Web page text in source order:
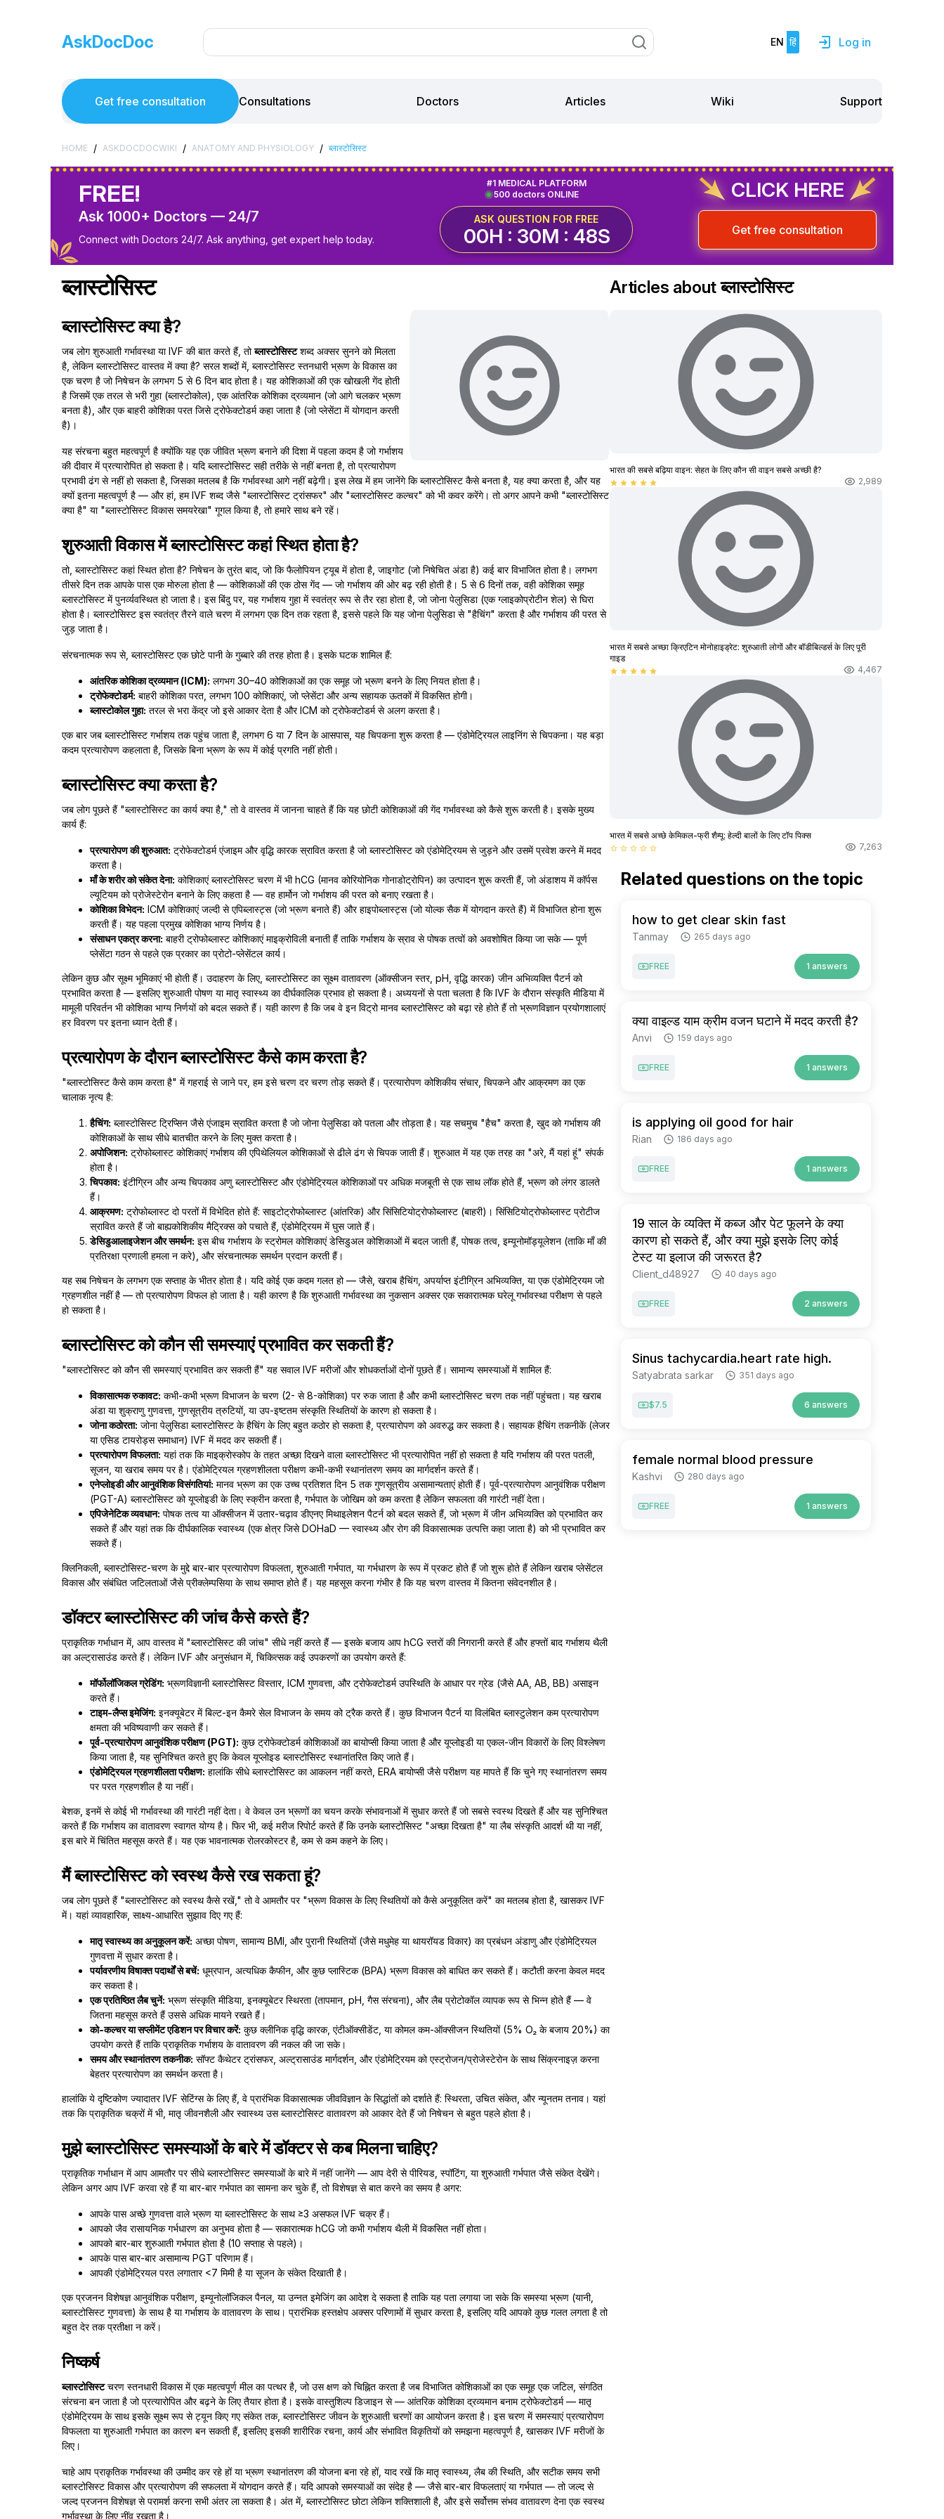
AskDocDoc EN हिं Log in
Get free consultation Consultations Doctors Articles Wiki Support
HOME / ASKDOCDOCWIKI / ANATOMY AND PHYSIOLOGY / ब्लास्टोसिस्ट
FREE!
Ask 1000+ Doctors — 24/7
Connect with Doctors 24/7. Ask anything, get expert help today.
500 doctors ONLINE
#1 MEDICAL PLATFORM
ASK QUESTION FOR FREE
00H : 30M : 47S
CLICK HERE
Get free consultation
ब्लास्टोसिस्ट
ब्लास्टोसिस्ट क्या है?
जब लोग शुरुआती गर्भावस्था या IVF की बात करते हैं, तोब्लास्टोसिस्टशब्द अक्सर सुनने को मिलता
है, लेकिन ब्लास्टोसिस्ट वास्तव में क्या है? सरल शब्दों में, ब्लास्टोसिस्ट स्तनधारी भ्रूण के विकास का
एक चरण है जो निषेचन के लगभग 5 से 6 दिन बाद होता है। यह कोशिकाओं की एक खोखली गेंद होती
है जिसमें एक तरल से भरी गुहा (ब्लास्टोकोल), एक आंतरिक कोशिका द्रव्यमान (जो आगे चलकर भ्रूण
बनता है), और एक बाहरी कोशिका परत जिसे ट्रोफेक्टोडर्म कहा जाता है (जो प्लेसेंटा में योगदान करती
है)।
यह संरचना बहुत महत्वपूर्ण है क्योंकि यह एक जीवित भ्रूण बनाने की दिशा में पहला कदम है जो गर्भाशय
की दीवार में प्रत्यारोपित हो सकता है। यदि ब्लास्टोसिस्ट सही तरीके से नहीं बनता है, तो प्रत्यारोपण
प्रभावी ढंग से नहीं हो सकता है, जिसका मतलब है कि गर्भावस्था आगे नहीं बढ़ेगी। इस लेख में हम जानेंगे कि ब्लास्टोसिस्ट कैसे बनता है, यह क्या करता है, और यह
क्यों इतना महत्वपूर्ण है — और हां, हम IVF शब्द जैसे "ब्लास्टोसिस्ट ट्रांसफर" और "ब्लास्टोसिस्ट कल्चर" को भी कवर करेंगे। तो अगर आपने कभी "ब्लास्टोसिस्ट
क्या है" या "ब्लास्टोसिस्ट विकास समयरेखा" गूगल किया है, तो हमारे साथ बने रहें।
शुरुआती विकास में ब्लास्टोसिस्ट कहां स्थित होता है?
तो, ब्लास्टोसिस्ट कहां स्थित होता है? निषेचन के तुरंत बाद, जो कि फैलोपियन ट्यूब में होता है, जाइगोट (जो निषेचित अंडा है) कई बार विभाजित होता है। लगभग
तीसरे दिन तक आपके पास एक मोरुला होता है — कोशिकाओं की एक ठोस गेंद — जो गर्भाशय की ओर बढ़ रही होती है। 5 से 6 दिनों तक, वही कोशिका समूह
ब्लास्टोसिस्ट में पुनर्व्यवस्थित हो जाता है। इस बिंदु पर, यह गर्भाशय गुहा में स्वतंत्र रूप से तैर रहा होता है, जो जोना पेलुसिडा (एक ग्लाइकोप्रोटीन शेल) से घिरा
होता है। ब्लास्टोसिस्ट इस स्वतंत्र तैरने वाले चरण में लगभग एक दिन तक रहता है, इससे पहले कि यह जोना पेलुसिडा से "हैचिंग" करता है और गर्भाशय की परत से
जुड़ जाता है।
संरचनात्मक रूप से, ब्लास्टोसिस्ट एक छोटे पानी के गुब्बारे की तरह होता है। इसके घटक शामिल हैं:
आंतरिक कोशिका द्रव्यमान (ICM): लगभग 30–40 कोशिकाओं का एक समूह जो भ्रूण बनने के लिए नियत होता है।
ट्रोफेक्टोडर्म: बाहरी कोशिका परत, लगभग 100 कोशिकाएं, जो प्लेसेंटा और अन्य सहायक ऊतकों में विकसित होगी।
ब्लास्टोकोल गुहा: तरल से भरा केंद्र जो इसे आकार देता है और ICM को ट्रोफेक्टोडर्म से अलग करता है।
एक बार जब ब्लास्टोसिस्ट गर्भाशय तक पहुंच जाता है, लगभग 6 या 7 दिन के आसपास, यह चिपकना शुरू करता है — एंडोमेट्रियल लाइनिंग से चिपकना। यह बड़ा
कदम प्रत्यारोपण कहलाता है, जिसके बिना भ्रूण के रूप में कोई प्रगति नहीं होती।
ब्लास्टोसिस्ट क्या करता है?
जब लोग पूछते हैं "ब्लास्टोसिस्ट का कार्य क्या है," तो वे वास्तव में जानना चाहते हैं कि यह छोटी कोशिकाओं की गेंद गर्भावस्था को कैसे शुरू करती है। इसके मुख्य
कार्य हैं:
प्रत्यारोपण की शुरुआत: ट्रोफेक्टोडर्म एंजाइम और वृद्धि कारक स्रावित करता है जो ब्लास्टोसिस्ट को एंडोमेट्रियम से जुड़ने और उसमें प्रवेश करने में मदद
करता है।
माँ के शरीर को संकेत देना: कोशिकाएं ब्लास्टोसिस्ट चरण में भी hCG (मानव कोरियोनिक गोनाडोट्रोपिन) का उत्पादन शुरू करती हैं, जो अंडाशय में कॉर्पस
ल्यूटियम को प्रोजेस्टेरोन बनाने के लिए कहता है — वह हार्मोन जो गर्भाशय की परत को बनाए रखता है।
कोशिका विभेदन: ICM कोशिकाएं जल्दी से एपिब्लास्ट्स (जो भ्रूण बनाते हैं) और हाइपोब्लास्ट्स (जो योल्क सैक में योगदान करते हैं) में विभाजित होना शुरू
करती हैं। यह पहला प्रमुख कोशिका भाग्य निर्णय है।
संसाधन एकत्र करना: बाहरी ट्रोफोब्लास्ट कोशिकाएं माइक्रोविली बनाती हैं ताकि गर्भाशय के स्राव से पोषक तत्वों को अवशोषित किया जा सके — पूर्ण
प्लेसेंटा गठन से पहले एक प्रकार का प्रोटो-प्लेसेंटल कार्य।
लेकिन कुछ और सूक्ष्म भूमिकाएं भी होती हैं। उदाहरण के लिए, ब्लास्टोसिस्ट का सूक्ष्म वातावरण (ऑक्सीजन स्तर, pH, वृद्धि कारक) जीन अभिव्यक्ति पैटर्न को
प्रभावित करता है — इसलिए शुरुआती पोषण या मातृ स्वास्थ्य का दीर्घकालिक प्रभाव हो सकता है। अध्ययनों से पता चलता है कि IVF के दौरान संस्कृति मीडिया में
मामूली परिवर्तन भी कोशिका भाग्य निर्णयों को बदल सकते हैं। यही कारण है कि जब वे इन विट्रो मानव ब्लास्टोसिस्ट को बढ़ा रहे होते हैं तो भ्रूणविज्ञान प्रयोगशालाएं
हर विवरण पर इतना ध्यान देती हैं।
प्रत्यारोपण के दौरान ब्लास्टोसिस्ट कैसे काम करता है?
"ब्लास्टोसिस्ट कैसे काम करता है" में गहराई से जाने पर, हम इसे चरण दर चरण तोड़ सकते हैं। प्रत्यारोपण कोशिकीय संचार, चिपकने और आक्रमण का एक
चालाक नृत्य है:
हैचिंग: ब्लास्टोसिस्ट ट्रिप्सिन जैसे एंजाइम स्रावित करता है जो जोना पेलुसिडा को पतला और तोड़ता है। यह सचमुच "हैच" करता है, खुद को गर्भाशय की
कोशिकाओं के साथ सीधे बातचीत करने के लिए मुक्त करता है।
अपोजिशन: ट्रोफोब्लास्ट कोशिकाएं गर्भाशय की एपिथेलियल कोशिकाओं से ढीले ढंग से चिपक जाती हैं। शुरुआत में यह एक तरह का "अरे, मैं यहां हूं" संपर्क
होता है।
चिपकाव: इंटीग्रिन और अन्य चिपकाव अणु ब्लास्टोसिस्ट और एंडोमेट्रियल कोशिकाओं पर अधिक मजबूती से एक साथ लॉक होते हैं, भ्रूण को लंगर डालते
हैं।
आक्रमण: ट्रोफोब्लास्ट दो परतों में विभेदित होते हैं: साइटोट्रोफोब्लास्ट (आंतरिक) और सिंसिटियोट्रोफोब्लास्ट (बाहरी)। सिंसिटियोट्रोफोब्लास्ट प्रोटीज
स्रावित करते हैं जो बाह्यकोशिकीय मैट्रिक्स को पचाते हैं, एंडोमेट्रियम में घुस जाते हैं।
डेसिडुआलाइजेशन और समर्थन: इस बीच गर्भाशय के स्ट्रोमल कोशिकाएं डेसिडुअल कोशिकाओं में बदल जाती हैं, पोषक तत्व, इम्यूनोमॉड्यूलेशन (ताकि माँ की
प्रतिरक्षा प्रणाली हमला न करे), और संरचनात्मक समर्थन प्रदान करती हैं।
यह सब निषेचन के लगभग एक सप्ताह के भीतर होता है। यदि कोई एक कदम गलत हो — जैसे, खराब हैचिंग, अपर्याप्त इंटीग्रिन अभिव्यक्ति, या एक एंडोमेट्रियम जो
ग्रहणशील नहीं है — तो प्रत्यारोपण विफल हो जाता है। यही कारण है कि शुरुआती गर्भावस्था का नुकसान अक्सर एक सकारात्मक घरेलू गर्भावस्था परीक्षण से पहले
हो सकता है।
ब्लास्टोसिस्ट को कौन सी समस्याएं प्रभावित कर सकती हैं?
"ब्लास्टोसिस्ट को कौन सी समस्याएं प्रभावित कर सकती हैं" यह सवाल IVF मरीजों और शोधकर्ताओं दोनों पूछते हैं। सामान्य समस्याओं में शामिल हैं:
विकासात्मक रुकावट: कभी-कभी भ्रूण विभाजन के चरण (2- से 8-कोशिका) पर रुक जाता है और कभी ब्लास्टोसिस्ट चरण तक नहीं पहुंचता। यह खराब
अंडा या शुक्राणु गुणवत्ता, गुणसूत्रीय त्रुटियों, या उप-इष्टतम संस्कृति स्थितियों के कारण हो सकता है।
जोना कठोरता: जोना पेलुसिडा ब्लास्टोसिस्ट के हैचिंग के लिए बहुत कठोर हो सकता है, प्रत्यारोपण को अवरुद्ध कर सकता है। सहायक हैचिंग तकनीकें (लेजर
या एसिड टायरोड्स समाधान) IVF में मदद कर सकती हैं।
प्रत्यारोपण विफलता: यहां तक कि माइक्रोस्कोप के तहत अच्छा दिखने वाला ब्लास्टोसिस्ट भी प्रत्यारोपित नहीं हो सकता है यदि गर्भाशय की परत पतली,
सूजन, या खराब समय पर है। एंडोमेट्रियल ग्रहणशीलता परीक्षण कभी-कभी स्थानांतरण समय का मार्गदर्शन करते हैं।
एनेप्लोइडी और आनुवंशिक विसंगतियां: मानव भ्रूण का एक उच्च प्रतिशत दिन 5 तक गुणसूत्रीय असामान्यताएं होती हैं। पूर्व-प्रत्यारोपण आनुवंशिक परीक्षण
(PGT-A) ब्लास्टोसिस्ट को यूप्लोइडी के लिए स्क्रीन करता है, गर्भपात के जोखिम को कम करता है लेकिन सफलता की गारंटी नहीं देता।
एपिजेनेटिक व्यवधान: पोषक तत्व या ऑक्सीजन में उतार-चढ़ाव डीएनए मिथाइलेशन पैटर्न को बदल सकते हैं, जो भ्रूण में जीन अभिव्यक्ति को प्रभावित कर
सकते हैं और यहां तक कि दीर्घकालिक स्वास्थ्य (एक क्षेत्र जिसे DOHaD — स्वास्थ्य और रोग की विकासात्मक उत्पत्ति कहा जाता है) को भी प्रभावित कर
सकते हैं।
क्लिनिकली, ब्लास्टोसिस्ट-चरण के मुद्दे बार-बार प्रत्यारोपण विफलता, शुरुआती गर्भपात, या गर्भधारण के रूप में प्रकट होते हैं जो शुरू होते हैं लेकिन खराब प्लेसेंटल
विकास और संबंधित जटिलताओं जैसे प्रीक्लेम्पसिया के साथ समाप्त होते हैं। यह महसूस करना गंभीर है कि यह चरण वास्तव में कितना संवेदनशील है।
डॉक्टर ब्लास्टोसिस्ट की जांच कैसे करते हैं?
प्राकृतिक गर्भाधान में, आप वास्तव में "ब्लास्टोसिस्ट की जांच" सीधे नहीं करते हैं — इसके बजाय आप hCG स्तरों की निगरानी करते हैं और हफ्तों बाद गर्भाशय थैली
का अल्ट्रासाउंड करते हैं। लेकिन IVF और अनुसंधान में, चिकित्सक कई उपकरणों का उपयोग करते हैं:
मॉर्फोलॉजिकल ग्रेडिंग: भ्रूणविज्ञानी ब्लास्टोसिस्ट विस्तार, ICM गुणवत्ता, और ट्रोफेक्टोडर्म उपस्थिति के आधार पर ग्रेड (जैसे AA, AB, BB) असाइन
करते हैं।
टाइम-लैप्स इमेजिंग: इनक्यूबेटर में बिल्ट-इन कैमरे सेल विभाजन के समय को ट्रैक करते हैं। कुछ विभाजन पैटर्न या विलंबित ब्लास्टुलेशन कम प्रत्यारोपण
क्षमता की भविष्यवाणी कर सकते हैं।
पूर्व-प्रत्यारोपण आनुवंशिक परीक्षण (PGT): कुछ ट्रोफेक्टोडर्म कोशिकाओं का बायोप्सी किया जाता है और यूप्लोइडी या एकल-जीन विकारों के लिए विश्लेषण
किया जाता है, यह सुनिश्चित करते हुए कि केवल यूप्लोइड ब्लास्टोसिस्ट स्थानांतरित किए जाते हैं।
एंडोमेट्रियल ग्रहणशीलता परीक्षण: हालांकि सीधे ब्लास्टोसिस्ट का आकलन नहीं करते, ERA बायोप्सी जैसे परीक्षण यह मापते हैं कि चुने गए स्थानांतरण समय
पर परत ग्रहणशील है या नहीं।
बेशक, इनमें से कोई भी गर्भावस्था की गारंटी नहीं देता। वे केवल उन भ्रूणों का चयन करके संभावनाओं में सुधार करते हैं जो सबसे स्वस्थ दिखते हैं और यह सुनिश्चित
करते हैं कि गर्भाशय का वातावरण स्वागत योग्य है। फिर भी, कई मरीज रिपोर्ट करते हैं कि उनके ब्लास्टोसिस्ट "अच्छा दिखता है" या लैब संस्कृति आदर्श थी या नहीं,
इस बारे में चिंतित महसूस करते हैं। यह एक भावनात्मक रोलरकोस्टर है, कम से कम कहने के लिए।
मैं ब्लास्टोसिस्ट को स्वस्थ कैसे रख सकता हूं?
जब लोग पूछते हैं "ब्लास्टोसिस्ट को स्वस्थ कैसे रखें," तो वे आमतौर पर "भ्रूण विकास के लिए स्थितियों को कैसे अनुकूलित करें" का मतलब होता है, खासकर IVF
में। यहां व्यावहारिक, साक्ष्य-आधारित सुझाव दिए गए हैं:
मातृ स्वास्थ्य का अनुकूलन करें: अच्छा पोषण, सामान्य BMI, और पुरानी स्थितियों (जैसे मधुमेह या थायरॉयड विकार) का प्रबंधन अंडाणु और एंडोमेट्रियल
गुणवत्ता में सुधार करता है।
पर्यावरणीय विषाक्त पदार्थों से बचें: धूम्रपान, अत्यधिक कैफीन, और कुछ प्लास्टिक (BPA) भ्रूण विकास को बाधित कर सकते हैं। कटौती करना केवल मदद
कर सकता है।
एक प्रतिष्ठित लैब चुनें: भ्रूण संस्कृति मीडिया, इनक्यूबेटर स्थिरता (तापमान, pH, गैस संरचना), और लैब प्रोटोकॉल व्यापक रूप से भिन्न होते हैं — वे
जितना महसूस करते हैं उससे अधिक मायने रखते हैं।
को-कल्चर या सप्लीमेंट एडिशन पर विचार करें: कुछ क्लीनिक वृद्धि कारक, एंटीऑक्सीडेंट, या कोमल कम-ऑक्सीजन स्थितियों (5% O₂ के बजाय 20%) का
उपयोग करते हैं ताकि प्राकृतिक गर्भाशय के वातावरण की नकल की जा सके।
समय और स्थानांतरण तकनीक: सॉफ्ट कैथेटर ट्रांसफर, अल्ट्रासाउंड मार्गदर्शन, और एंडोमेट्रियम को एस्ट्रोजन/प्रोजेस्टेरोन के साथ सिंक्रनाइज़ करना
बेहतर प्रत्यारोपण का समर्थन करता है।
हालांकि ये दृष्टिकोण ज्यादातर IVF सेटिंग्स के लिए हैं, वे प्रारंभिक विकासात्मक जीवविज्ञान के सिद्धांतों को दर्शाते हैं: स्थिरता, उचित संकेत, और न्यूनतम तनाव। यहां
तक कि प्राकृतिक चक्रों में भी, मातृ जीवनशैली और स्वास्थ्य उस ब्लास्टोसिस्ट वातावरण को आकार देते हैं जो निषेचन से बहुत पहले होता है।
मुझे ब्लास्टोसिस्ट समस्याओं के बारे में डॉक्टर से कब मिलना चाहिए?
प्राकृतिक गर्भाधान में आप आमतौर पर सीधे ब्लास्टोसिस्ट समस्याओं के बारे में नहीं जानेंगे — आप देरी से पीरियड, स्पॉटिंग, या शुरुआती गर्भपात जैसे संकेत देखेंगे।
लेकिन अगर आप IVF करवा रहे हैं या बार-बार गर्भपात का सामना कर चुके हैं, तो विशेषज्ञ से बात करने का समय है अगर:
आपके पास अच्छे गुणवत्ता वाले भ्रूण या ब्लास्टोसिस्ट के साथ ≥3 असफल IVF चक्र हैं।
आपको जैव रासायनिक गर्भधारण का अनुभव होता है — सकारात्मक hCG जो कभी गर्भाशय थैली में विकसित नहीं होता।
आपको बार-बार शुरुआती गर्भपात होता है (10 सप्ताह से पहले)।
आपके पास बार-बार असामान्य PGT परिणाम हैं।
आपकी एंडोमेट्रियल परत लगातार <7 मिमी है या सूजन के संकेत दिखाती है।
एक प्रजनन विशेषज्ञ आनुवंशिक परीक्षण, इम्यूनोलॉजिकल पैनल, या उन्नत इमेजिंग का आदेश दे सकता है ताकि यह पता लगाया जा सके कि समस्या भ्रूण (यानी,
ब्लास्टोसिस्ट गुणवत्ता) के साथ है या गर्भाशय के वातावरण के साथ। प्रारंभिक हस्तक्षेप अक्सर परिणामों में सुधार करता है, इसलिए यदि आपको कुछ गलत लगता है तो
बहुत देर तक प्रतीक्षा न करें।
निष्कर्ष
ब्लास्टोसिस्टचरण स्तनधारी विकास में एक महत्वपूर्ण मील का पत्थर है, जो उस क्षण को चिह्नित करता है जब विभाजित कोशिकाओं का एक समूह एक जटिल, संगठित
संरचना बन जाता है जो प्रत्यारोपित और बढ़ने के लिए तैयार होता है। इसके वास्तुशिल्प डिजाइन से — आंतरिक कोशिका द्रव्यमान बनाम ट्रोफेक्टोडर्म — मातृ
एंडोमेट्रियम के साथ इसके सूक्ष्म रूप से ट्यून किए गए संकेत तक, ब्लास्टोसिस्ट जीवन के शुरुआती चरणों का आयोजन करता है। इस चरण में समस्याएं प्रत्यारोपण
विफलता या शुरुआती गर्भपात का कारण बन सकती हैं, इसलिए इसकी शारीरिक रचना, कार्य और संभावित विकृतियों को समझना महत्वपूर्ण है, खासकर IVF मरीजों के
लिए।
चाहे आप प्राकृतिक गर्भावस्था की उम्मीद कर रहे हों या भ्रूण स्थानांतरण की योजना बना रहे हों, याद रखें कि मातृ स्वास्थ्य, लैब की स्थिति, और सटीक समय सभी
ब्लास्टोसिस्ट विकास और प्रत्यारोपण की सफलता में योगदान करते हैं। यदि आपको समस्याओं का संदेह है — जैसे बार-बार विफलताएं या गर्भपात — तो जल्द से
जल्द प्रजनन विशेषज्ञ से परामर्श करना सभी अंतर ला सकता है। अंत में, ब्लास्टोसिस्ट छोटा लेकिन शक्तिशाली है, और इसे सर्वोत्तम संभव वातावरण देना एक स्वस्थ
गर्भावस्था के लिए नींव रखता है।
Articles about ब्लास्टोसिस्ट
भारत की सबसे बढ़िया वाइन: सेहत के लिए कौन सी वाइन सबसे अच्छी है?
star star star star star 2,989
भारत में सबसे अच्छा क्रिएटिन मोनोहाइड्रेट: शुरुआती लोगों और बॉडीबिल्डर्स के लिए पूरी
गाइड
star star star star star 4,467
भारत में सबसे अच्छे केमिकल-फ्री शैम्पू: हेल्दी बालों के लिए टॉप पिक्स
star_border star_border star_border star_border star_border 7,263
Related questions on the topic
how to get clear skin fast
Tanmay 265 days ago
FREE 1 answers
क्या वाइल्ड याम क्रीम वजन घटाने में मदद करती है?
Anvi 159 days ago
FREE 1 answers
is applying oil good for hair
Rian 186 days ago
FREE 1 answers
19 साल के व्यक्ति में कब्ज और पेट फूलने के क्या
कारण हो सकते हैं, और क्या मुझे इसके लिए कोई
टेस्ट या इलाज की जरूरत है?
Client_d48927 40 days ago
FREE 2 answers
Sinus tachycardia.heart rate high.
Satyabrata sarkar 351 days ago
$7.5 6 answers
female normal blood pressure
Kashvi 280 days ago
FREE 1 answers